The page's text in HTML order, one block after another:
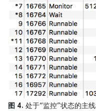
图 4. 处于“监控”状态的主